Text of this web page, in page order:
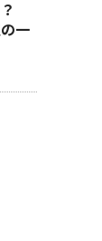
一